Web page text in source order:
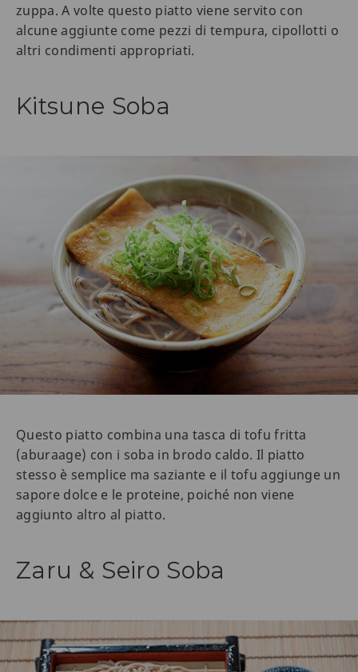
zuppa. A volte questo piatto viene servito con
alcune aggiunte come pezzi di tempura, cipollotti o
altri condimenti appropriati.
Kitsune Soba
Questo piatto combina una tasca di tofu fritta
(aburaage) con i soba in brodo caldo. Il piatto
stesso è semplice ma saziante e il tofu aggiunge un
sapore dolce e le proteine, poiché non viene
aggiunto altro al piatto.
Zaru & Seiro Soba